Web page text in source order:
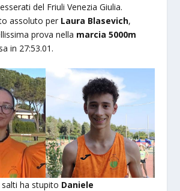
del Friuli Venezia Giulia.
assoluto per Laura Blasevich,
prova nella marcia 5000m
in 27:53.01.
salti ha stupito Daniele